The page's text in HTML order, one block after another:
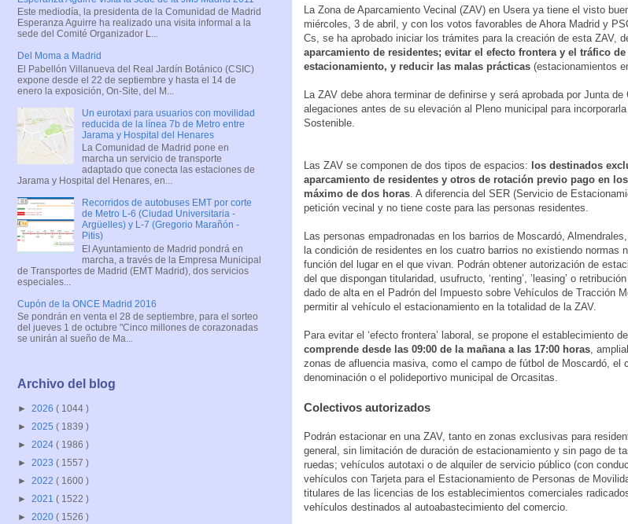
La Zona de Aparcamiento Vecinal (ZAV) en Usera ya tiene el visto
miércoles, 3 de abril, y con los votos favorables de Ahora Madrid y
Cs, se ha aprobado iniciar los trámites para la creación de esta ZAV,
aparcamiento de residentes; evitar el efecto frontera y el tráfico
estacionamiento, y reducir las malas prácticas (estacionamientos
La ZAV debe ahora terminar de definirse y será aprobada por Junta
alegaciones antes de su elevación al Pleno municipal para
Sostenible.
Las ZAV se componen de dos tipos de espacios: los destinados
aparcamiento de residentes y otros de rotación previo pago en
máximo de dos horas . A diferencia del SER (Servicio de
petición vecinal y no tiene coste para las personas residentes.
Las personas empadronadas en los barrios de Moscardó,
la condición de residentes en los cuatro barrios no existiendo normas
función del lugar en el que vivan. Podrán obtener autorización de
del que dispongan titularidad, usufructo, ‘renting’, ’leasing’ o
dado de alta en el Padrón del Impuesto sobre Vehículos de Tracción
permitir al vehículo el estacionamiento en la totalidad de la ZAV.
Para evitar el ‘efecto frontera’ laboral, se propone el establecimiento
comprende desde las 09:00 de la mañana a las 17:00 horas ,
zonas de afluencia masiva, como el campo de fútbol de Moscardó, el
denominación o el polideportivo municipal de Orcasitas.
Colectivos autorizados
Podrán estacionar en una ZAV, tanto en zonas exclusivas para
general, sin limitación de duración de estacionamiento y sin pago de
ruedas; vehículos autotaxi o de alquiler de servicio público (con
vehículos con Tarjeta para el Estacionamiento de Personas de
titulares de las licencias de los establecimientos comerciales
vehículos destinados al autoabastecimiento del comercio.
Este mediodía, la presidenta de la Comunidad de Madrid
Esperanza Aguirre ha realizado una visita informal a la
sede del Comité Organizador L...
Del Moma a Madrid
El Pabellón Villanueva del Real Jardín Botánico (CSIC)
expone desde el 22 de septiembre y hasta el 14 de
enero la exposición, On-Site, del M...
Un eurotaxi para usuarios con movilidad
reducida de la línea 7b de Metro entre
Jarama y Hospital del Henares
La Comunidad de Madrid pone en
marcha un servicio de transporte
adaptado que conecta las estaciones de
Jarama y Hospital del Henares, en...
Recorridos de autobuses EMT por corte
de Metro L-6 (Ciudad Universitaria -
Argüelles) y L-7 (Gregorio Marañón -
Pitis)
El Ayuntamiento de Madrid pondrá en
marcha, a través de la Empresa Municipal
de Transportes de Madrid (EMT Madrid), dos servicios
especiales...
Cupón de la ONCE Madrid 2016
Se pondrán en venta el 28 de septiembre, para el sorteo
del jueves 1 de octubre "Cinco millones de corazonadas
se unirán al sueño de Ma...
Archivo del blog
► 2026 ( 1044 )
► 2025 ( 1839 )
► 2024 ( 1986 )
► 2023 ( 1557 )
► 2022 ( 1600 )
► 2021 ( 1522 )
► 2020 ( 1526 )